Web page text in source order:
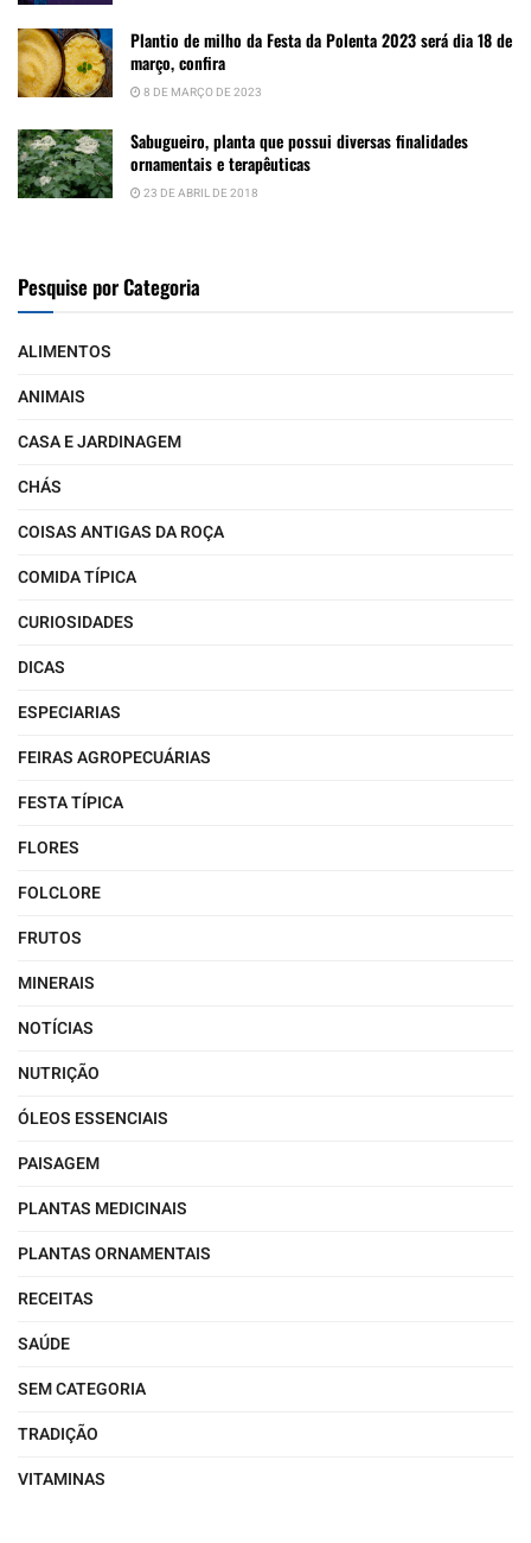
Plantio de milho da Festa da Polenta 2023 será dia 18 de
março, confira
8 DE MARÇO DE 2023
Sabugueiro, planta que possui diversas finalidades
ornamentais e terapêuticas
23 DE ABRIL DE 2018
Pesquise por Categoria
ALIMENTOS
ANIMAIS
CASA E JARDINAGEM
CHÁS
COISAS ANTIGAS DA ROÇA
COMIDA TÍPICA
CURIOSIDADES
DICAS
ESPECIARIAS
FEIRAS AGROPECUÁRIAS
FESTA TÍPICA
FLORES
FOLCLORE
FRUTOS
MINERAIS
NOTÍCIAS
NUTRIÇÃO
ÓLEOS ESSENCIAIS
PAISAGEM
PLANTAS MEDICINAIS
PLANTAS ORNAMENTAIS
RECEITAS
SAÚDE
SEM CATEGORIA
TRADIÇÃO
VITAMINAS